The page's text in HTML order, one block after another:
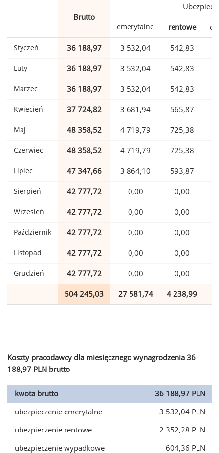
Brutto
emerytalne rentowe
Styczeń 36 188,97 3 532,04 542,83
Luty 36 188,97 3 532,04 542,83
Marzec 36 188,97 3 532,04 542,83
Kwiecień 37 724,82 3 681,94 565,87
Maj 48 358,52 4 719,79 725,38
Czerwiec 48 358,52 4 719,79 725,38
Lipiec 47 347,66 3 864,10 593,87
Sierpień 42 777,72 0,00 0,00
Wrzesień 42 777,72 0,00 0,00
Październik 42 777,72 0,00 0,00
Listopad 42 777,72 0,00 0,00
Grudzień 42 777,72 0,00 0,00
504 245,03 27 581,74 4 238,99
Koszty pracodawcy dla miesięcznego wynagrodzenia 36
188,97 PLN brutto
kwota brutto
36 188,97 PLN
ubezpieczenie emerytalne
3 532,04 PLN
ubezpieczenie rentowe
2 352,28 PLN
ubezpieczenie wypadkowe
604,36 PLN